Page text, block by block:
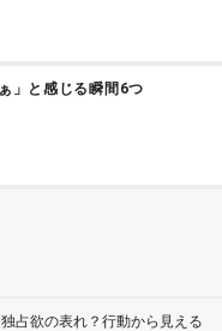
」と感じる瞬間6つ
占欲の表れ？行動から見える